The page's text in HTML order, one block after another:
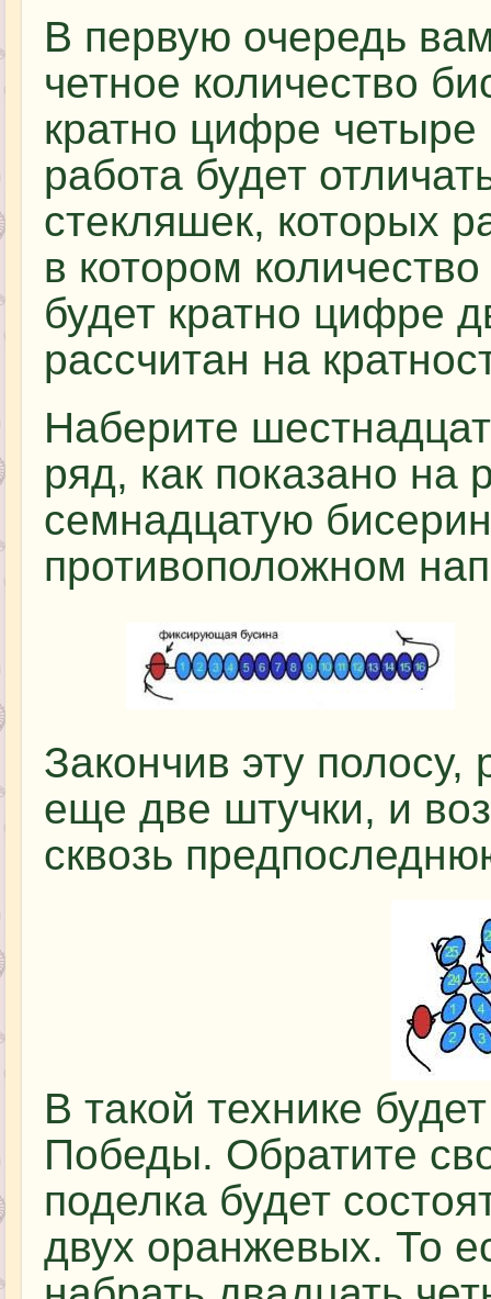
В первую очередь
четное количество
кратно цифре четыре
работа будет
стекляшек, которых
в котором
будет кратно цифре
рассчитан на
Наберите
ряд, как показано на
семнадцатую
противоположном
Закончив эту полосу,
еще две штучки, и
сквозь
В такой технике
Победы. Обратите
поделка будет
двух оранжевых. То